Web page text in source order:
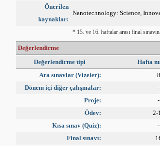
Önerilen
kaynaklar:
Nanotechnology: Science,
* 15. ve 16. haftalar arası final
Değerlendirme
Değerlendirme tipi
Hafta
Ara sınavlar (Vizeler):
8
Dönem içi diğer çalışmalar:
-
Proje:
-
Ödev:
2-
Kısa sınav (Quiz):
-
Final sınavı: